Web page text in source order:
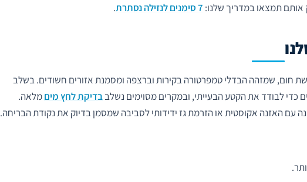
אותם תמצאו במדריך שלנו: 7 סימנים לנזילה נסתרת .
חום, שמזהה הבדלי טמפרטורה בקירות וברצפה ומסמנת אזורים חשודים. בשלב
כדי לבודד את הקטע הבעייתי, ובמקרים מסוימים נשלבבדיקת לחץ מיםמלאה.
עם האזנה אקוסטית או הזרמת גז ידידותי לסביבה שמסמן בדיוק את נקודת הבריחה.